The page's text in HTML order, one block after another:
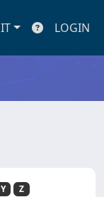
IT LOGIN
Y Z